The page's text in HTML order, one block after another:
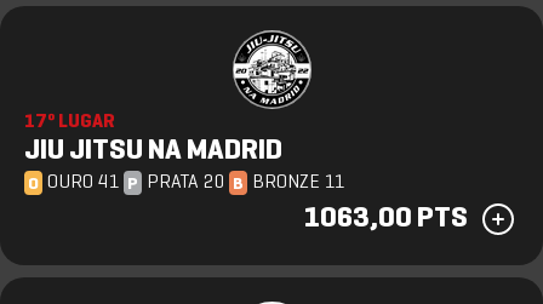
17º LUGAR
JIU JITSU NA MADRID
O OURO 41 P PRATA 20 B BRONZE 11
1063,00 PTS